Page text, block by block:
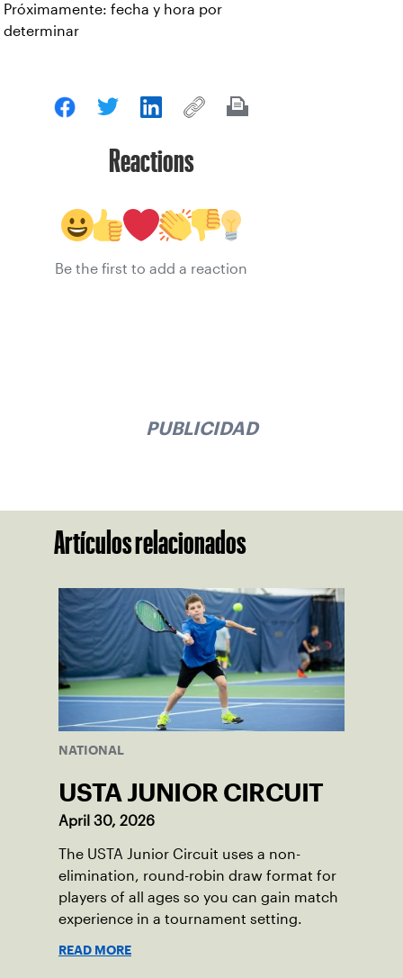
Próximamente: fecha y hora por
determinar
Reactions
Be the first to add a reaction
PUBLICIDAD
Artículos relacionados
NATIONAL
USTA JUNIOR CIRCUIT
April 30, 2026
The USTA Junior Circuit uses a non-
elimination, round-robin draw format for
players of all ages so you can gain match
experience in a tournament setting.
READ MORE